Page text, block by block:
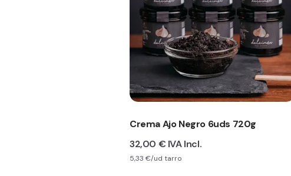
Crema Ajo Negro 6uds 720g
32,00 € IVA Incl.
5,33 €/ud tarro